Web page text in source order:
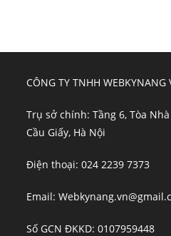
CÔNG TY TNHH WEBKYNANG
Trụ sở chính: Tầng 6, Tòa
Cầu Giấy, Hà Nội
Điện thoại: 024 2239 7373
Email:
Số GCN ĐKKD: 0107959448